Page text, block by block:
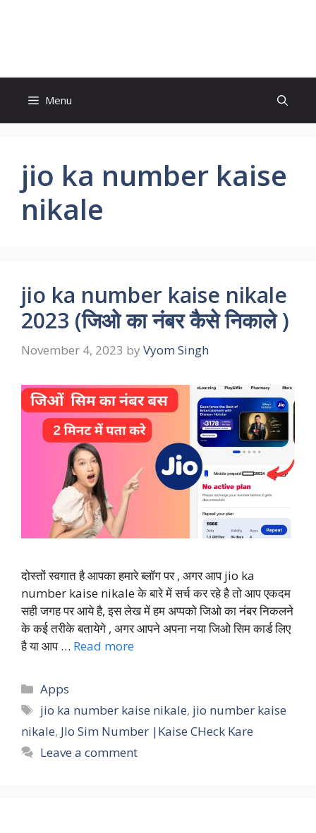
Menu
jio ka number kaise
nikale
jio ka number kaise nikale
2023 (जिओ का नंबर कैसे निकाले )
November 4, 2023 by Vyom Singh
दोस्तों स्वगात है आपका हमारे ब्लॉग पर , अगर आप jio ka
number kaise nikale के बारे में सर्च कर रहे है तो आप एकदम
सही जगह पर आये है, इस लेख में हम अप्पको जिओ का नंबर निकलने
के कई तरीके बतायेगे , अगर आपने अपना नया जिओ सिम कार्ड लिए
है या आप … Read more
Categories
Apps
Tags
jio ka number kaise nikale, jio number kaise
nikale, JIo Sim Number |Kaise CHeck Kare
Leave a comment